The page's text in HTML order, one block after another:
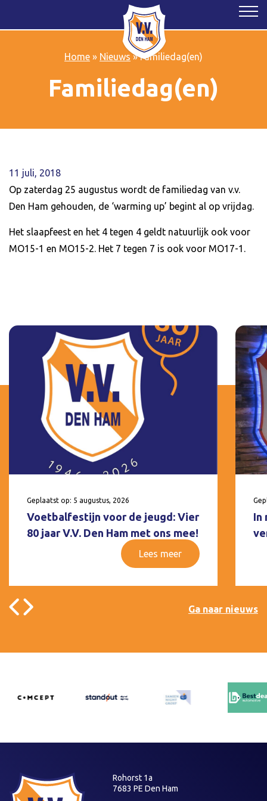
Home» Nieuws»Familiedag(en)
Familiedag(en)
11 juli, 2018
Op zaterdag 25 augustus wordt de familiedag van v.v.
Den Ham gehouden, de ‘warming up’ begint al op vrijdag.
Het slaapfeest en het 4 tegen 4 geldt natuurlijk ook voor
MO15-1 en MO15-2. Het 7 tegen 7 is ook voor MO17-1.
Geplaatst op: 5 augustus, 2026
Voetbalfestijn voor de jeugd: Vier
80 jaar V.V. Den Ham met ons mee!
Lees meer
In
Ga naar nieuws
Rohorst 1a
7683 PE Den Ham